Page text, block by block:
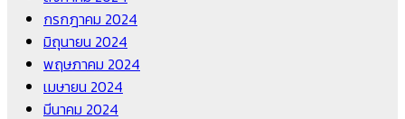
กรกฎาคม 2024
มิถุนายน 2024
พฤษภาคม 2024
เมษายน 2024
มีนาคม 2024